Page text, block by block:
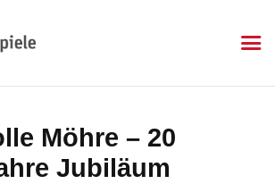
Möhre – 20
Jubiläum
Aktuelles
Kartenkauf